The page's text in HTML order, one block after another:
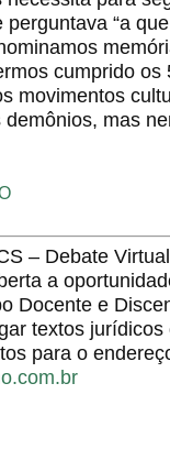
“a
cumprido
movimentos
mas
– Debate
a
Docente e
textos
para o